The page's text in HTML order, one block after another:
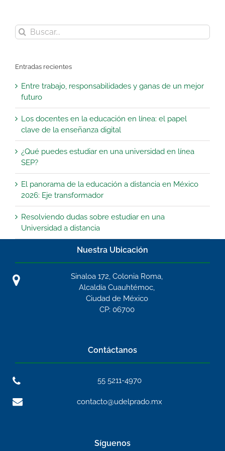
Buscar:
Entradas recientes
Entre trabajo, responsabilidades y ganas de un mejor
futuro
Los docentes en la educación en línea: el papel
clave de la enseñanza digital
¿Qué puedes estudiar en una universidad en línea
SEP?
El panorama de la educación a distancia en México
2026: Eje transformador
Resolviendo dudas sobre estudiar en una
Universidad a distancia
Nuestra Ubicación
Sinaloa 172, Colonia Roma,
Alcaldía Cuauhtémoc,
Ciudad de México
CP: 06700
Contáctanos
55 5211-4970
contacto@udelprado.mx
Síguenos